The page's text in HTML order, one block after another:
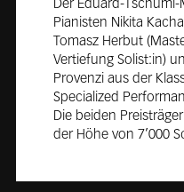
Der Eduard-
Pianisten Nikita
Tomasz Herbut
Vertiefung Solist:in)
Provenzi aus der
Specialized
Die beiden
der Höhe von 7’000